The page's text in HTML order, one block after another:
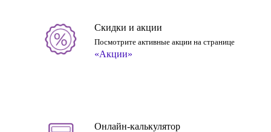
Скидки и акции
Посмотрите активные акции на странице
«Акции»
Онлайн-калькулятор